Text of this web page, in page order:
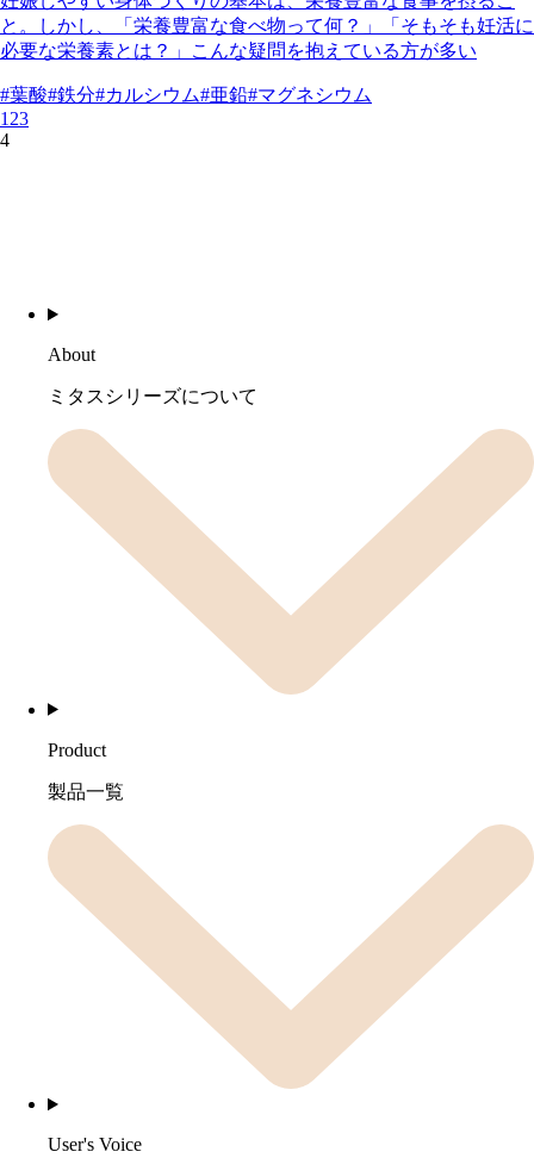
と。しかし、「栄養豊富な食べ物って何？」「そもそも妊活に
必要な栄養素とは？」こんな疑問を抱えている方が多い
#葉酸#鉄分#カルシウム#亜鉛#マグネシウム
1 23
4
About
ミタスシリーズについて
Product
製品一覧
User's Voice